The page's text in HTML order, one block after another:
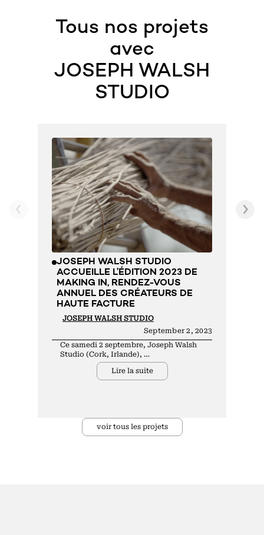
Tous nos projets
avec
JOSEPH WALSH
STUDIO
JOSEPH WALSH STUDIO
ACCUEILLE L’ÉDITION 2023 DE
MAKING IN, RENDEZ-VOUS
ANNUEL DES CRÉATEURS DE
HAUTE FACTURE
JOSEPH WALSH STUDIO
September 2, 2023
Ce samedi 2 septembre, Joseph Walsh
Studio (Cork, Irlande), …
Lire la suite
voir tous les projets